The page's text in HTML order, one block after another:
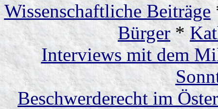
Wissenschaftliche Beiträge
Bürger*
Interviews mit dem
Beschwerderecht im